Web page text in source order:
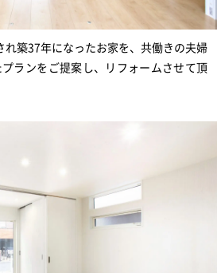
新築住宅お問合せ
築37年になったお家を、共働きの夫婦
ランをご提案し、リフォームさせて頂